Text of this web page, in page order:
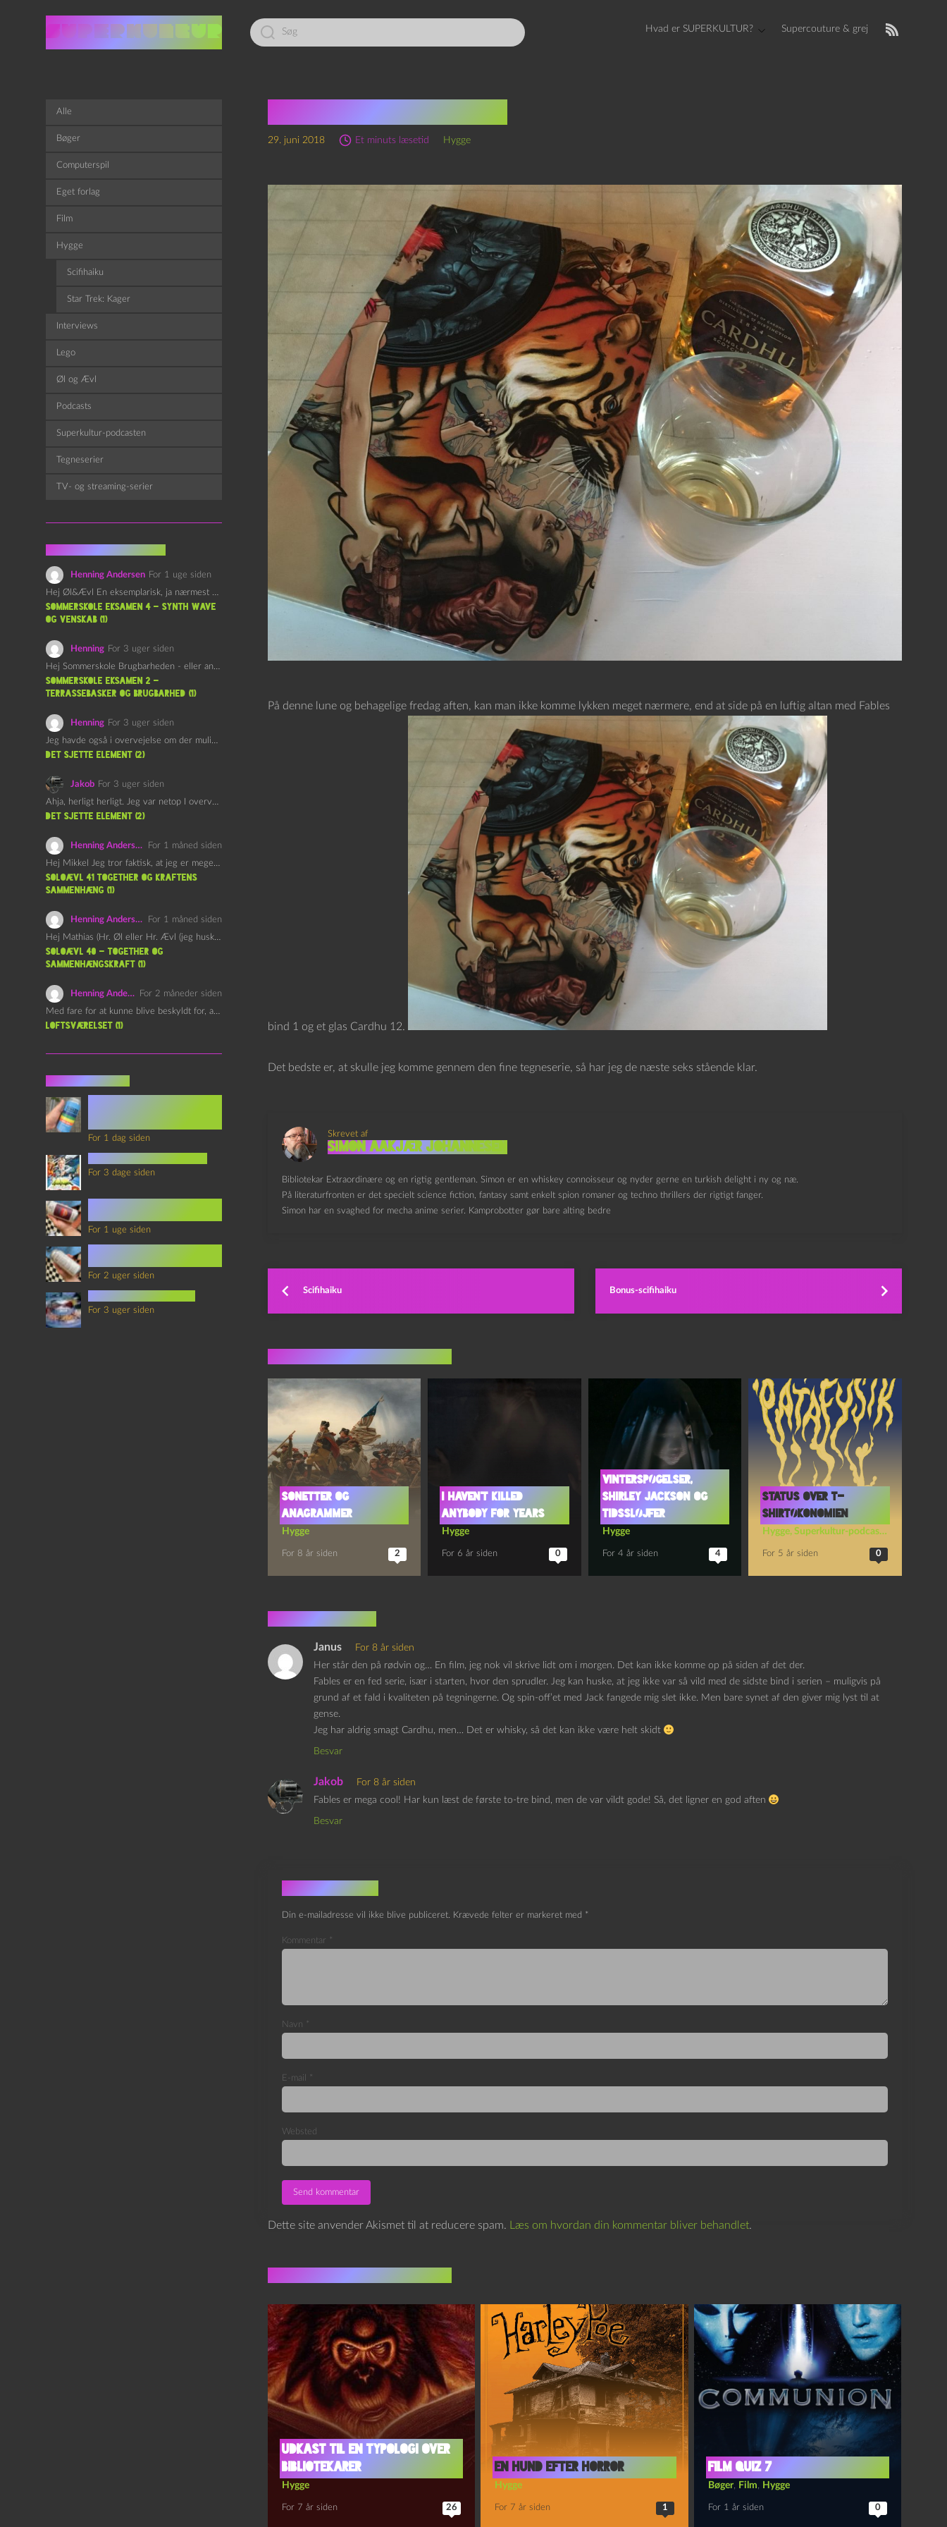
Led
efter:
Hvad er SUPERKULTUR? Supercouture & grej
29. juni 2018 Et minuts læsetid Hygge
På denne lune og behagelige fredag aften, kan man ikke komme lykken meget nærmere, end at side på en luftig altan med Fables
bind 1 og et glas Cardhu 12.
Det bedste er, at skulle jeg komme gennem den fine tegneserie, så har jeg de næste seks stående klar.
Skrevet af
Simon Aakjær Johannesen
Bibliotekar Extraordinære og en rigtig gentleman. Simon er en whiskey connoisseur og nyder gerne en turkish delight i ny og næ.
På literaturfronten er det specielt science fiction, fantasy samt enkelt spion romaner og techno thrillers der rigtigt fanger.
Simon har en svaghed for mecha anime serier. Kamprobotter gør bare alting bedre
Scifihaiku Bonus-scifihaiku
SONETTER OG
ANAGRAMMER
Hygge
For 8 år siden 2
I haven’t killed
anybody for years
Hygge
For 6 år siden 0
Vinterspøgelser,
Shirley Jackson og
tidssløjfer
Hygge
For 4 år siden 4
Status over T-
shirtøkonomien
Hygge, Superkultur-podcasten
For 5 år siden 0
2 kommentarer
Janus
For 8 år siden
Her står den på rødvin og… En film, jeg nok vil skrive lidt om i morgen. Det kan ikke komme op på siden af det der.
Fables er en fed serie, især i starten, hvor den sprudler. Jeg kan huske, at jeg ikke var så vild med de sidste bind i serien – muligvis på
grund af et fald i kvaliteten på tegningerne. Og spin-off’et med Jack fangede mig slet ikke. Men bare synet af den giver mig lyst til at
gense.
Jeg har aldrig smagt Cardhu, men… Det er whisky, så det kan ikke være helt skidt
Besvar
Jakob
For 8 år siden
Fables er mega cool! Har kun læst de første to-tre bind, men de var vildt gode! Så, det ligner en god aften
Besvar
Skriv et svar
Din e-mailadresse vil ikke blive publiceret. Krævede felter er markeret med *
Kommentar *
Navn *
E-mail *
Websted
Dette site anvender Akismet til at reducere spam. Læs om hvordan din kommentar bliver behandlet.
Udkast til en typologi over
bibliotekarer
Hygge
For 7 år siden 26
En hund efter horror
Hygge
For 7 år siden 1
Film quiz 7
Bøger, Film, Hygge
For 1 år siden 0
Alle
Bøger
Computerspil
Eget forlag
Film
Hygge
Scifihaiku
Star Trek: Kager
Interviews
Lego
Øl og Ævl
Podcasts
Superkultur-podcasten
Tegneserier
TV- og streaming-serier
Henning Andersen For 1 uge siden
Hej Øl&Ævl En eksemplarisk, ja nærmest yndefuld, afslutning på SOMMERSKOLEN.…
Sommerskole Eksamen 4 – Synth Wave
og Venskab (1)
Henning For 3 uger siden
Hej Sommerskole Brugbarheden - eller anvendeligheden - af "Øl&Ævl" er…
Sommerskole Eksamen 2 –
Terrassebasker og Brugbarhed (1)
Henning For 3 uger siden
Jeg havde også i overvejelse om der muligvis kunne være…
det sjette element (2)
Jakob For 3 uger siden
Ahja, herligt herligt. Jeg var netop I overvejelser om at…
det sjette element (2)
Henning Andersen
For 1 måned siden
Hej Mikkel Jeg tror faktisk, at jeg er meget enig…
Soloævl 41 Together og Kraftens
Sammenhæng (1)
Henning Andersen
For 1 måned siden
Hej Mathias (Hr. Øl eller Hr. Ævl (jeg husker ikke…
Soloævl 40 – Together og
sammenhængskraft (1)
Henning Andersen
For 2 måneder siden
Med fare for at kunne blive beskyldt for, at være…
Loftsværelset (1)
For 1 dag siden
For 3 dage siden
For 1 uge siden
For 2 uger siden
For 3 uger siden